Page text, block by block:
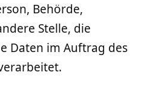
Behörde,
Stelle, die
Daten im Auftrag des